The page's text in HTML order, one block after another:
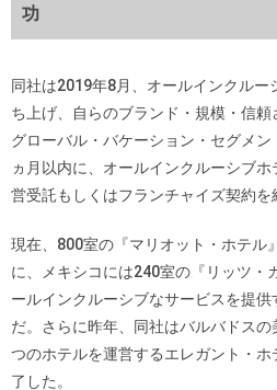
功
同社は2019年8月、オールインクルー
ち上げ、自らのブランド・規模・信
グローバル・バケーション・セグメ
ヵ月以内に、オールインクルーシブ
営受託もしくはフランチャイズ契約を
現在、800室の『マリオット・ホテル
に、メキシコには240室の『リッツ・
ールインクルーシブなサービスを提
だ。さらに昨年、同社はバルバドス
つのホテルを運営するエレガント・
了した。